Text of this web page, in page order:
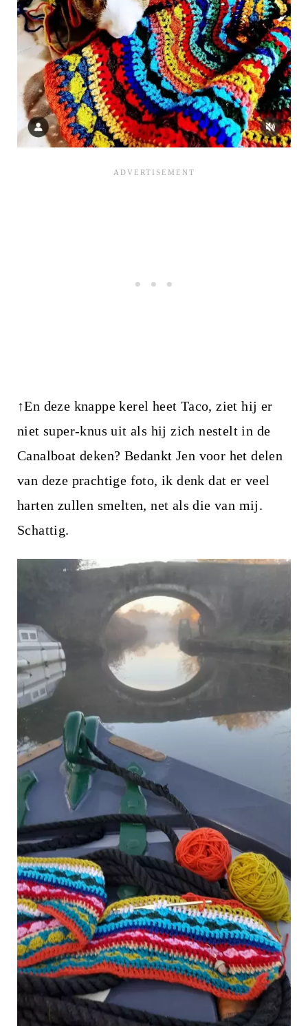
↑En deze knappe kerel heet Taco, ziet hij er
niet super-knus uit als hij zich nestelt in de
Canalboat deken? Bedankt Jen voor het delen
van deze prachtige foto, ik denk dat er veel
harten zullen smelten, net als die van mij.
Schattig.